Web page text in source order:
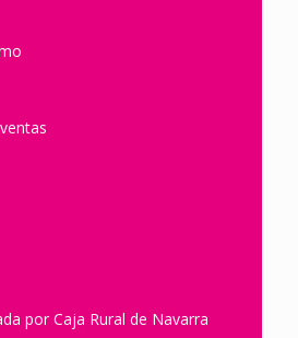
por Caja Rural de Navarra